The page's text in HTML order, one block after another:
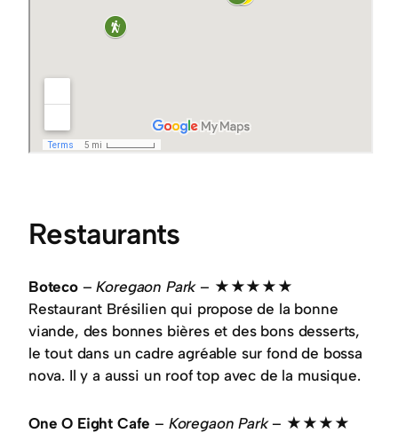
Restaurants
Boteco–Koregaon Park– ★★★★★
Restaurant Brésilien qui propose de la bonne
viande, des bonnes bières et des bons desserts,
le tout dans un cadre agréable sur fond de bossa
nova. Il y a aussi un roof top avec de la musique.
One O Eight Cafe– Koregaon Park– ★★★★